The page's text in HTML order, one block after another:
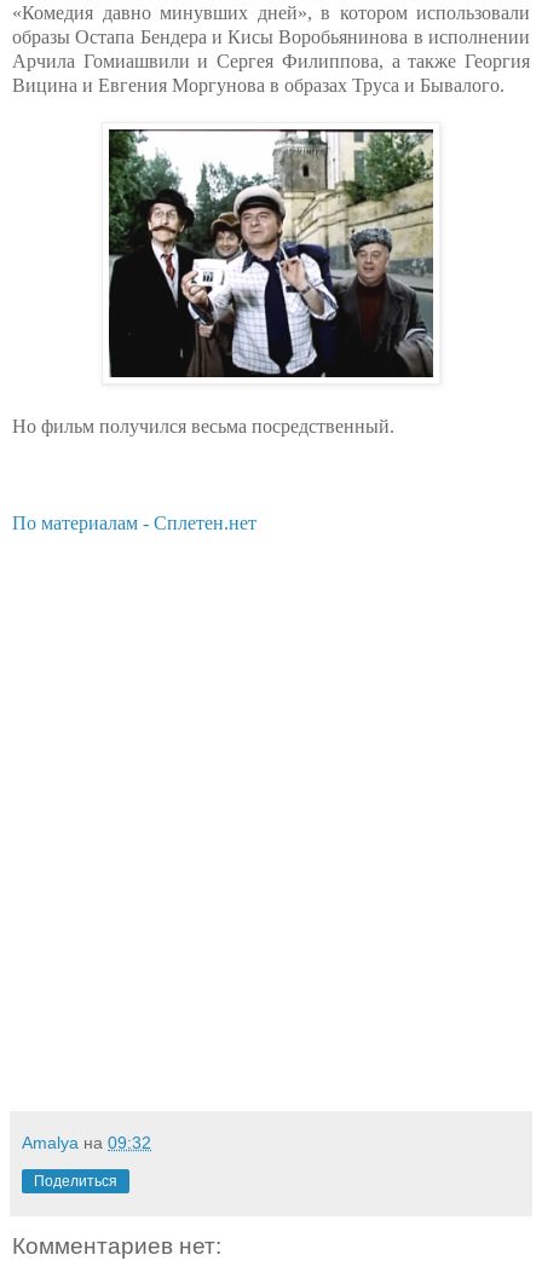
«Комедия давно минувших дней», в котором использовали
образы Остапа Бендера и Кисы Воробьянинова в исполнении
Арчила Гомиашвили и Сергея Филиппова, а также Георгия
Вицина и Евгения Моргунова в образах Труса и Бывалого.
Но фильм получился весьма посредственный.
По материалам - Сплетен.нет
Amalya на 09:32
Поделиться
Комментариев нет: